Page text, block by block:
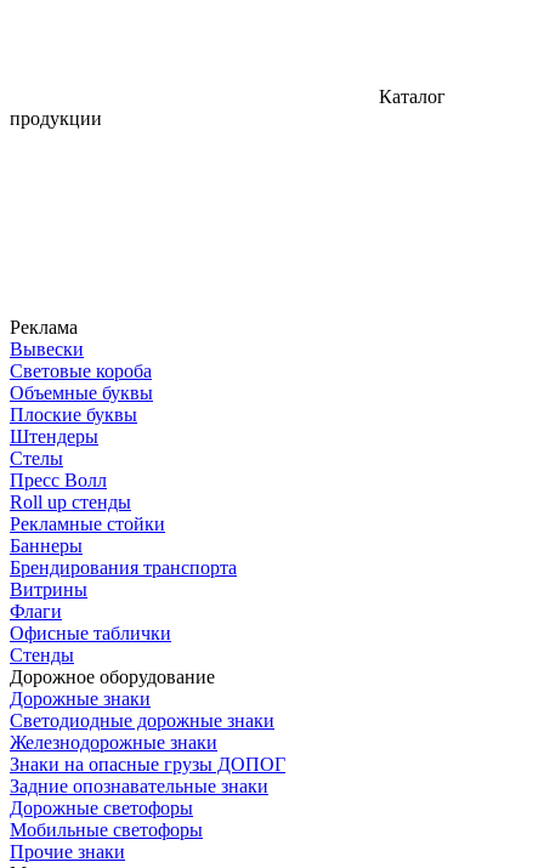
Каталог
продукции
Реклама
Вывески
Световые короба
Объемные буквы
Плоские буквы
Штендеры
Стелы
Пресс Волл
Roll up стенды
Рекламные стойки
Баннеры
Брендирования транспорта
Витрины
Флаги
Офисные таблички
Стенды
Дорожное оборудование
Дорожные знаки
Светодиодные дорожные знаки
Железнодорожные знаки
Знаки на опасные грузы ДОПОГ
Задние опознавательные знаки
Дорожные светофоры
Мобильные светофоры
Прочие знаки